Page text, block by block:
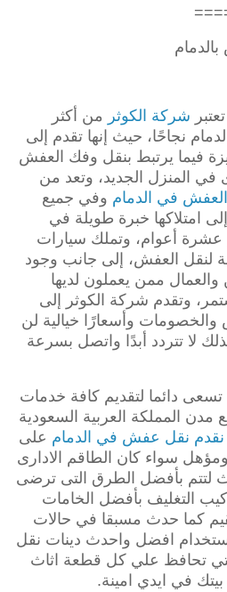
تعتبر شركة الكوثر من أكثر
نجاحًا، حيث إنها تقدم إلى
فيما يرتبط بنقل وفك العفش
في المنزل الجديد، وتعد من
في الدمام وفي جميع
إلى امتلاكها خبرة طويلة في
عشرة أعوام، وتملك سيارات
لنقل العفش، إلى جانب وجود
والعمال ممن يعملون لديها
وتقدم شركة الكوثر إلى
والخصومات وأسعارًا خيالية لن
لا تتردد أبدًا واتصل بسرعة
تسعى دائما لتقديم كافة خدمات
المملكة العربية السعودية
نقدم نقل عفش في الدمام على
سواء كان الطاقم الادارى
لتتم بأفضل الطرق التى ترضى
التغليف بأفضل الخامات
كما حدث مسبقا في حالات
افضل واحدث دينات نقل
تحافظ علي كل قطعة اثاث
في ايدي امينة.